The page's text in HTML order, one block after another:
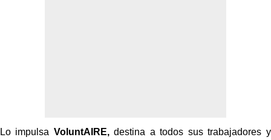
Lo impulsa VoluntAIRE,destina a todos sus trabajadores y